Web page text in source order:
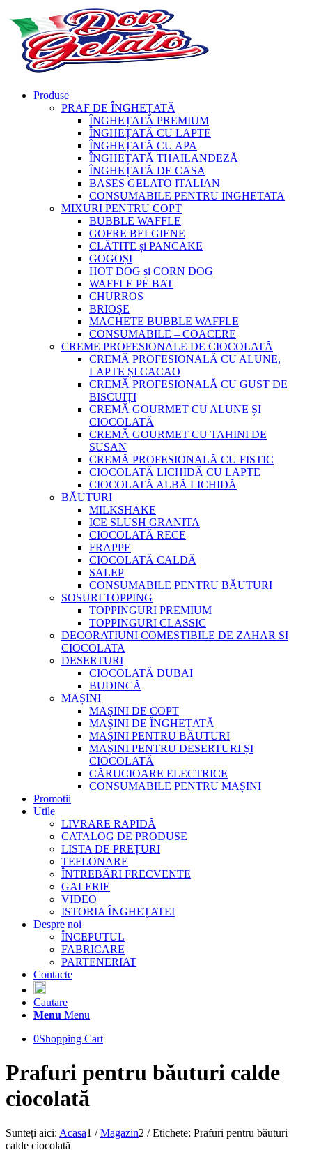
Produse
PRAF DE ÎNGHEȚATĂ
ÎNGHEȚATĂ PREMIUM
ÎNGHEȚATĂ CU LAPTE
ÎNGHEȚATĂ CU APA
ÎNGHEȚATĂ THAILANDEZĂ
ÎNGHEȚATĂ DE CASA
BASES GELATO ITALIAN
CONSUMABILE PENTRU INGHETATA
MIXURI PENTRU COPT
BUBBLE WAFFLE
GOFRE BELGIENE
CLĂTITE și PANCAKE
GOGOȘI
HOT DOG și CORN DOG
WAFFLE PE BAT
CHURROS
BRIOȘE
MACHETE BUBBLE WAFFLE
CONSUMABILE – COACERE
CREME PROFESIONALE DE CIOCOLATĂ
CREMĂ PROFESIONALĂ CU ALUNE,
LAPTE ȘI CACAO
CREMĂ PROFESIONALĂ CU GUST DE
BISCUIȚI
CREMĂ GOURMET CU ALUNE ȘI
CIOCOLATĂ
CREMĂ GOURMET CU TAHINI DE
SUSAN
CREMĂ PROFESIONALĂ CU FISTIC
CIOCOLATĂ LICHIDĂ CU LAPTE
CIOCOLATĂ ALBĂ LICHIDĂ
BĂUTURI
MILKSHAKE
ICE SLUSH GRANITA
CIOCOLATĂ RECE
FRAPPE
CIOCOLATĂ CALDĂ
SALEP
CONSUMABILE PENTRU BĂUTURI
SOSURI TOPPING
TOPPINGURI PREMIUM
TOPPINGURI CLASSIC
DECORATIUNI COMESTIBILE DE ZAHAR SI
CIOCOLATA
DESERTURI
CIOCOLATĂ DUBAI
BUDINCĂ
MAȘINI
MAȘINI DE COPT
MAȘINI DE ÎNGHEȚATĂ
MAȘINI PENTRU BĂUTURI
MAȘINI PENTRU DESERTURI ȘI
CIOCOLATĂ
CĂRUCIOARE ELECTRICE
CONSUMABILE PENTRU MAȘINI
Promotii
Utile
LIVRARE RAPIDĂ
CATALOG DE PRODUSE
LISTA DE PREȚURI
TEFLONARE
ÎNTREBĂRI FRECVENTE
GALERIE
VIDEO
ISTORIA ÎNGHEȚATEI
Despre noi
ÎNCEPUTUL
FABRICARE
PARTENERIAT
Contacte
Cautare
Menu Menu
0Shopping Cart
Prafuri pentru băuturi calde
ciocolată
Sunteți aici: Acasa1 / Magazin2 / Etichete: Prafuri pentru băuturi
calde ciocolată